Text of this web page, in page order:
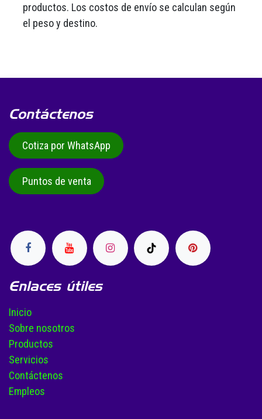
productos. Los costos de envío se calculan según
el peso y destino.
Enlaces útiles
Inicio
Sobre nosotros
Productos
Servicios
Contáctenos
Empleos
Contáctenos
Cotiza por WhatsApp
Puntos de venta